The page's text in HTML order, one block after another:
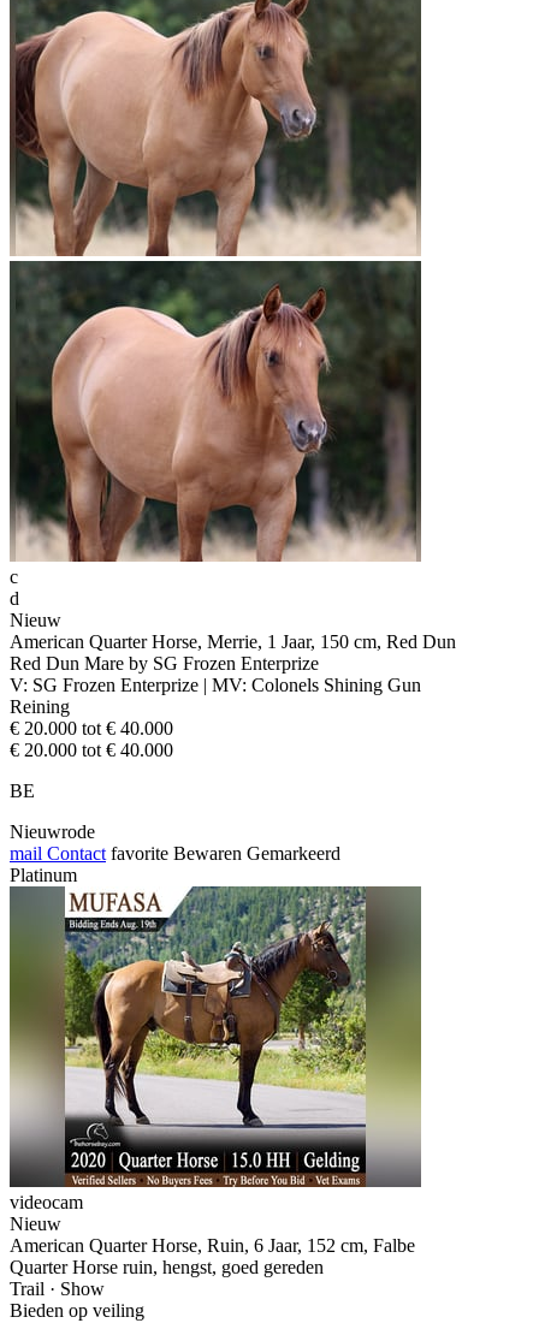
c
d
Nieuw
American Quarter Horse, Merrie, 1 Jaar, 150 cm, Red Dun
Red Dun Mare by SG Frozen Enterprize
V: SG Frozen Enterprize | MV: Colonels Shining Gun
Reining
€ 20.000 tot € 40.000
€ 20.000 tot € 40.000
BE
Nieuwrode
mail Contact favorite Bewaren Gemarkeerd
Platinum
videocam
Nieuw
American Quarter Horse, Ruin, 6 Jaar, 152 cm, Falbe
Quarter Horse ruin, hengst, goed gereden
Trail · Show
Bieden op veiling